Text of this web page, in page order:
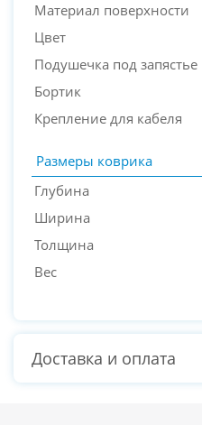
PC-Arena на карте
Материал поверхности
Цвет
Подушечка под запястье
Бортик
Крепление для кабеля
Размеры коврика
Глубина
Ширина
Толщина
Вес
Доставка и оплата